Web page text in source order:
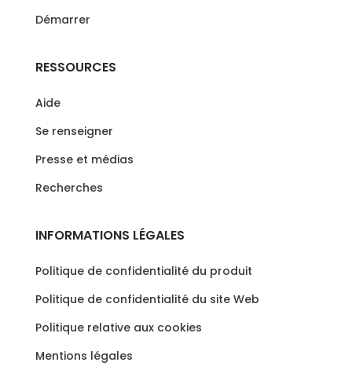
Démarrer
RESSOURCES
Aide
Se renseigner
Presse et médias
Recherches
INFORMATIONS LÉGALES
Politique de confidentialité du produit
Politique de confidentialité du site Web
Politique relative aux cookies
Mentions légales